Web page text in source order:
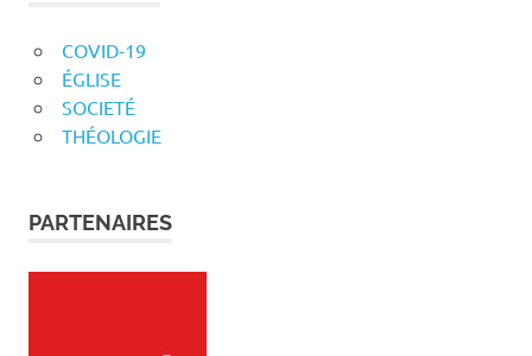
COVID-19
ÉGLISE
SOCIETÉ
THÉOLOGIE
PARTENAIRES